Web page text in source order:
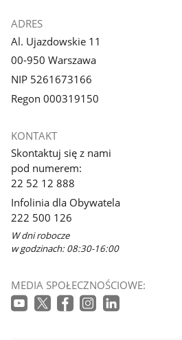
ADRES
Al. Ujazdowskie 11
00-950 Warszawa
NIP 5261673166
Regon 000319150
KONTAKT
Skontaktuj się z nami
pod numerem:
22 52 12 888
Infolinia dla Obywatela
222 500 126
W dni robocze
w godzinach: 08:30-16:00
MEDIA SPOŁECZNOŚCIOWE: